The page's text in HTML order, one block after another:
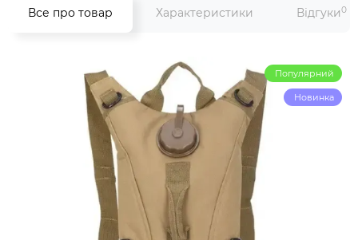
Все про товар Характеристики Відгуки0
Популярний
Новинка